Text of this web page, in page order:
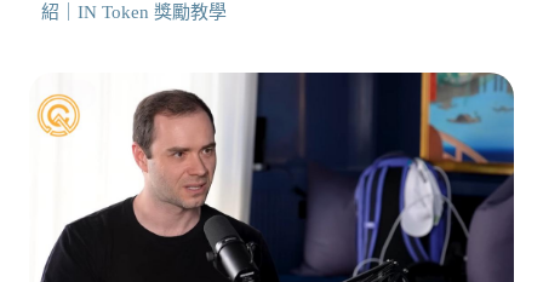
紹｜IN Token 獎勵教學